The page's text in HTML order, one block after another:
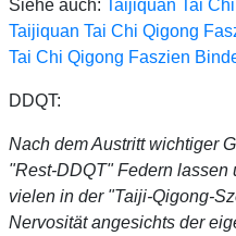
Siehe auch: Taijiquan Tai
Taijiquan Tai Chi Qigong
Tai Chi Qigong Faszien
DDQT:
Nach dem Austritt wichtiger
"Rest-DDQT" Federn lassen
vielen in der "Taiji-Qigong-
Nervosität angesichts der